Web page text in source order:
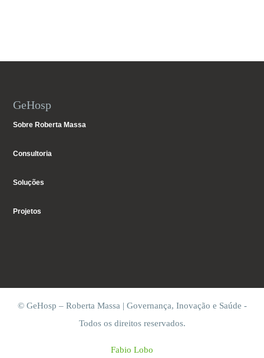
GeHosp
Sobre Roberta Massa
Consultoria
Soluções
Projetos
© GeHosp – Roberta Massa | Governança, Inovação e Saúde -
Todos os direitos reservados.
Fabio Lobo